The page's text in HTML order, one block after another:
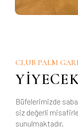
CLUB PALM
Büfelerimizde
siz değerli
sunulmaktadır.